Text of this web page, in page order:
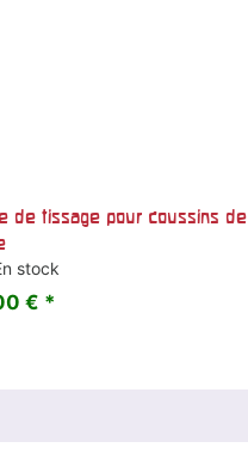
de tissage pour coussins de
stock
€ *